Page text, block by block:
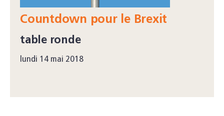
Countdown pour le Brexit
table ronde
lundi 14 mai 2018